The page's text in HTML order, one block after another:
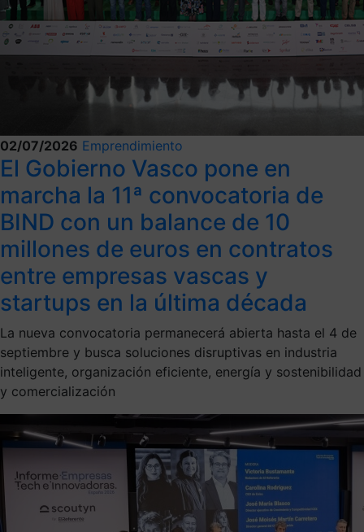
02/07/2026 Emprendimiento
El Gobierno Vasco pone en
marcha la 11ª convocatoria de
BIND con un balance de 10
millones de euros en contratos
entre empresas vascas y
startups en la última década
La nueva convocatoria permanecerá abierta hasta el 4 de
septiembre y busca soluciones disruptivas en industria
inteligente, organización eficiente, energía y sostenibilidad
y comercialización